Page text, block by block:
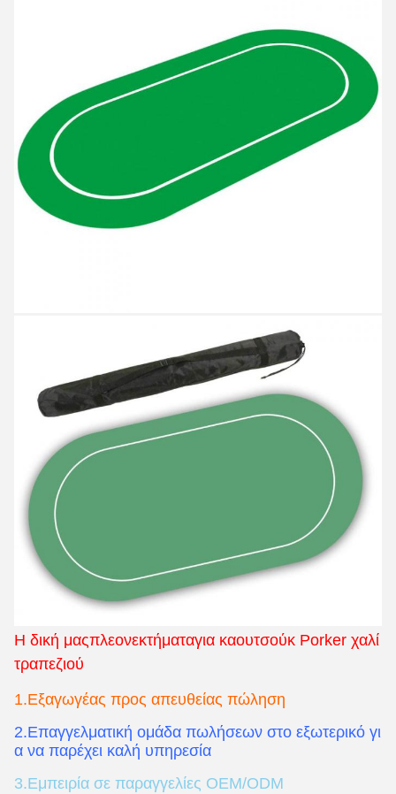
Η δική μαςπλεονεκτήματαγια καουτσούκ Porker χαλί
τραπεζιού
1.Εξαγωγέας προς απευθείας πώληση
2.Επαγγελματική ομάδα πωλήσεων στο εξωτερικό γι
α να παρέχει καλή υπηρεσία
3.Εμπειρία σε παραγγελίες OEM/ODM